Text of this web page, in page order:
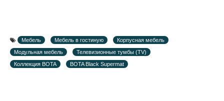
Мебель Мебель в гостиную
Корпусная мебель
Модульная мебель
Телевизионные тумбы (TV)
Коллекция BOTA
BOTA Black Supermat